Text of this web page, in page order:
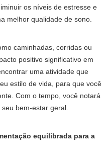
os níveis de estresse e
melhor qualidade de sono.
caminhadas, corridas ou
positivo significativo em
uma atividade que
estilo de vida, para que você
Com o tempo, você notará
bem-estar geral.
equilibrada para a